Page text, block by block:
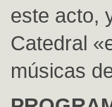
este acto,
Catedral
músicas